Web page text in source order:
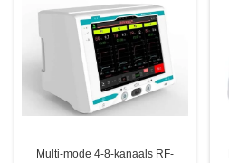
Multi-mode 4-8-kanaals RF-